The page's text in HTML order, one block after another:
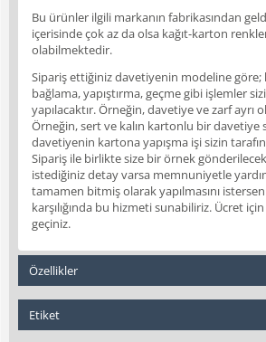
Bu ürünler ilgili markanın fabrikasından
içerisinde çok az da olsa kağıt-karton
olabilmektedir.
Sipariş ettiğiniz davetiyenin modeline göre;
bağlama, yapıştırma, geçme gibi işlemler
yapılacaktır. Örneğin, davetiye ve zarf ayrı
Örneğin, sert ve kalın kartonlu bir davetiye
davetiyenin kartona yapışma işi sizin
Sipariş ile birlikte size bir örnek
istediğiniz detay varsa memnuniyetle
tamamen bitmiş olarak yapılmasını
karşılığında bu hizmeti sunabiliriz. Ücret
geçiniz.
Özellikler
Etiket